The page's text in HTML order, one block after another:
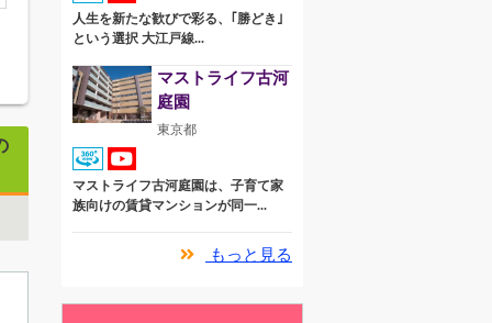
人生を新たな歓びで彩る、｢勝どき｣
という選択 大江戸線...
マストライフ古河
庭園
東京都
マストライフ古河庭園は、子育て家
族向けの賃貸マンションが同一...
もっと見る